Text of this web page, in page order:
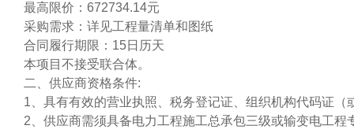
最高限价： 672734.14元
采购需求：详见工程量清单和图纸
合同履行期限： 15日历天
本项目不接受联合体。
二、 供应商资格条件:
1、具有有效的营业执照、税务登记证、组织机构代码证
2、供应商需须具备电力工程施工总承包三级或输变电工